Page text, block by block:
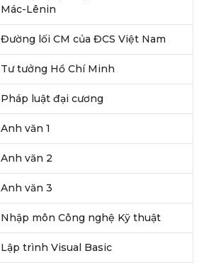
Mác-Lênin
Đường lối CM của ĐCS Việt Nam
Tư tưởng Hồ Chí Minh
Pháp luật đại cương
Anh văn 1
Anh văn 2
Anh văn 3
Nhập môn Công nghệ Kỹ thuật
Lập trình Visual Basic